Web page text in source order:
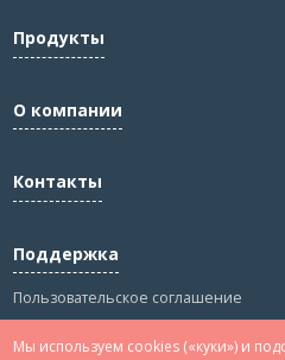
Мы используем cookies («куки») и
Продукты
О компании
Контакты
Поддержка
Пользовательское соглашение